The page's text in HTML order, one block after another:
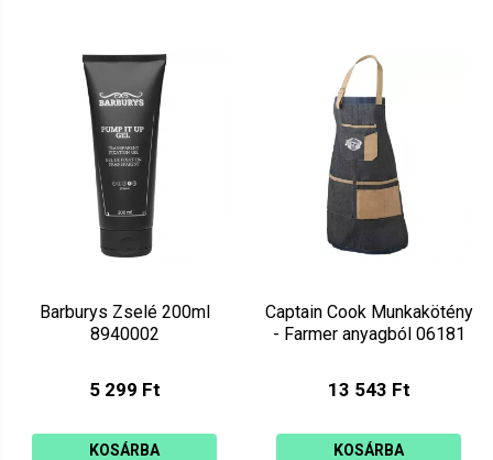
Barburys Zselé 200ml
8940002
5 299 Ft
KOSÁRBA
Captain Cook Munkakötény
- Farmer anyagból 06181
13 543 Ft
KOSÁRBA